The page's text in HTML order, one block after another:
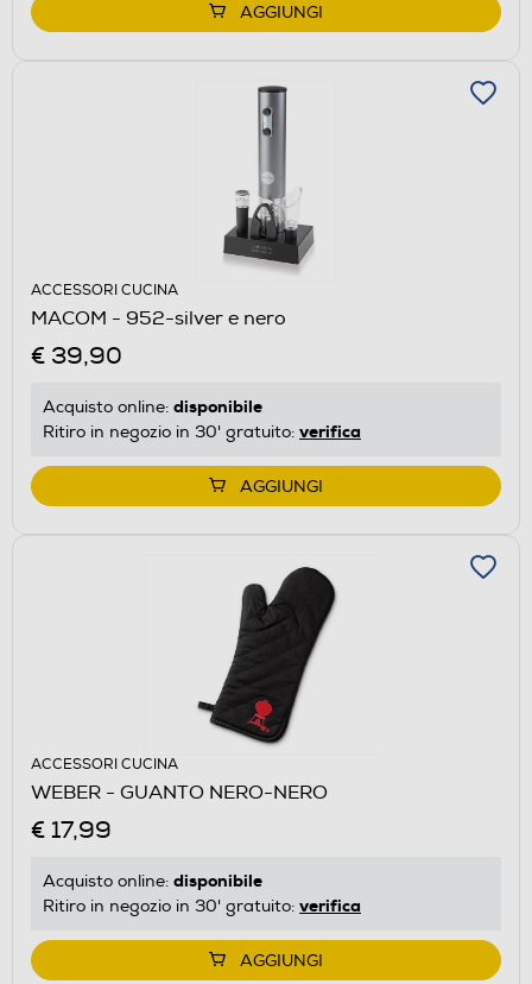
AGGIUNGI
ACCESSORI CUCINA
MACOM - 952-silver e nero
€ 39,90
Acquisto online: disponibile
Ritiro in negozio in 30' gratuito: verifica
AGGIUNGI
ACCESSORI CUCINA
WEBER - GUANTO NERO-NERO
€ 17,99
Acquisto online: disponibile
Ritiro in negozio in 30' gratuito: verifica
AGGIUNGI